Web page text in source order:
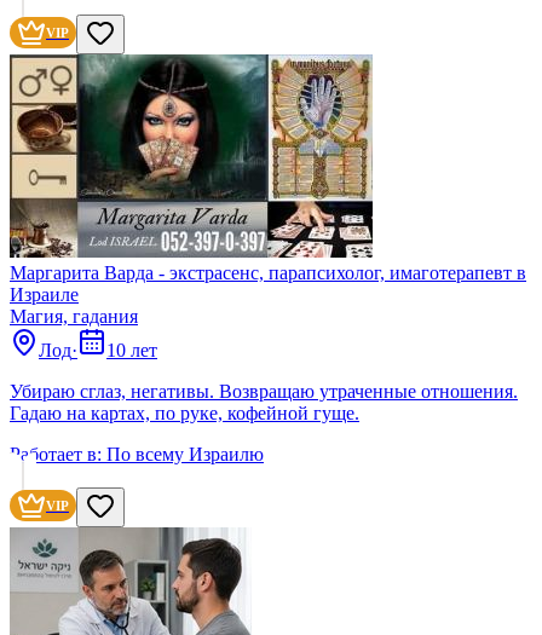
VIP
Маргарита Варда - экстрасенс, парапсихолог, имаготерапевт в
Израиле
Магия, гадания
Лод·
10 лет
Убираю сглаз, негативы. Возвращаю утраченные отношения.
Гадаю на картах, по руке, кофейной гуще.
Работает в: По всему Израилю
VIP